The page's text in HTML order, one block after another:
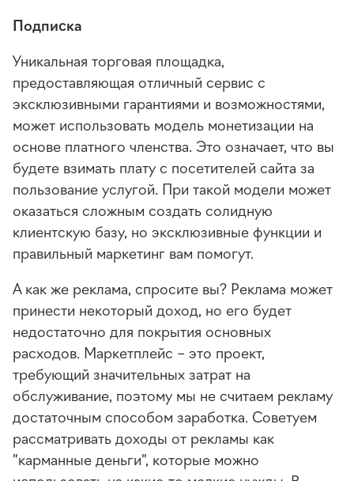
Подписка
Уникальная торговая площадка,
предоставляющая отличный сервис с
эксклюзивными гарантиями и возможностями,
может использовать модель монетизации на
основе платного членства. Это означает, что вы
будете взимать плату с посетителей сайта за
пользование услугой. При такой модели может
оказаться сложным создать солидную
клиентскую базу, но эксклюзивные функции и
правильный маркетинг вам помогут.
А как же реклама, спросите вы? Реклама может
принести некоторый доход, но его будет
недостаточно для покрытия основных
расходов. Маркетплейс – это проект,
требующий значительных затрат на
обслуживание, поэтому мы не считаем рекламу
достаточным способом заработка. Советуем
рассматривать доходы от рекламы как
"карманные деньги", которые можно